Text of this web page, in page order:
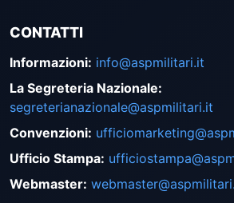
CONTATTI
Informazioni: info@aspmilitari.it
La Segreteria Nazionale:
segreterianazionale@aspmilitari.it
Convenzioni:
Ufficio Stampa:
Webmaster: